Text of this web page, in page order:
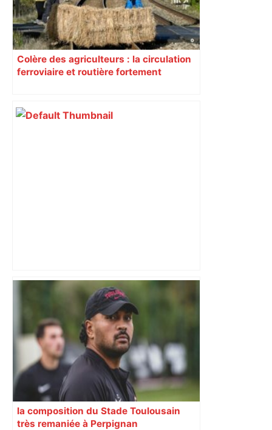
Colère des agriculteurs : la circulation
ferroviaire et routière fortement
« Rien d'inquiétant » pour Guillaume
Restes, le gardien de Toulouse, après
sa sortie à Metz – L'Équipe
la composition du Stade Toulousain
très remaniée à Perpignan